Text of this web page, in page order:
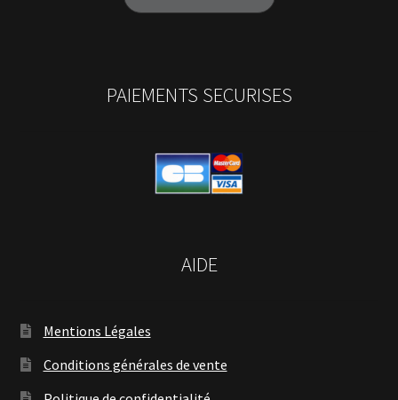
PAIEMENTS SECURISES
AIDE
Mentions Légales
Conditions générales de vente